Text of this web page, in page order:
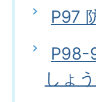
P97
P98-
しょう